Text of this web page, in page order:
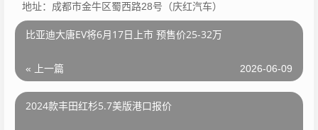
地址：成都市金牛区蜀西路28号（庆红汽车）
比亚迪大唐EV将6月17日上市 预售价25-32万
« 上一篇 2026-06-09
2024款丰田红杉5.7美版港口报价